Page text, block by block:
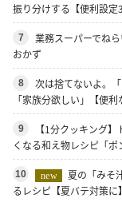
振り分けする【便利設定3
7
業務スーパーでね
おかず
8
次は捨てないよ。
「家族分欲しい」【便利
9
【1分クッキング
くなる和え物レシピ「ポ
10 new
夏の「みそ
るレシピ【夏バテ対策に】